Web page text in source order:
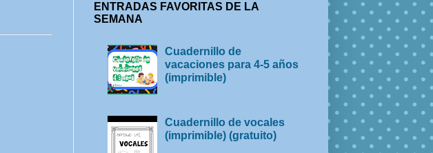
ENTRADAS FAVORITAS DE LA
SEMANA
Cuadernillo de
vacaciones para 4-5 años
(imprimible)
Cuadernillo de vocales
(imprimible) (gratuito)